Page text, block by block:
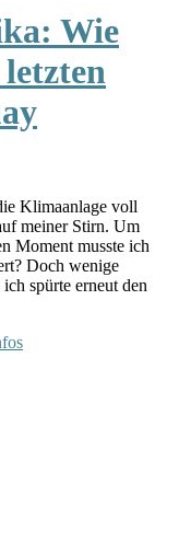
Wie
Klimaanlage voll
meiner Stirn. Um
Moment musste ich
Doch wenige
spürte erneut den